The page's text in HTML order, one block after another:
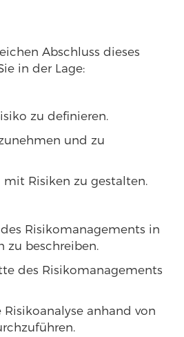
Abschluss dieses
in der Lage:
zu definieren.
und zu
Risiken zu gestalten.
Risikomanagements in
zu beschreiben.
des Risikomanagements
anhand von